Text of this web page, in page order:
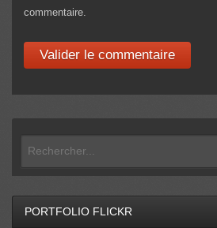
commentaire.
PORTFOLIO FLICKR